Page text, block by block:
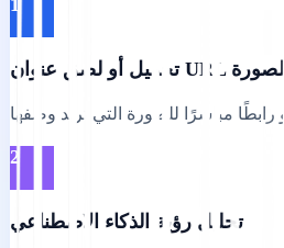
1
تحميل أو لصق عنوان URL للصورة
2
تحليل رؤية الذكاء الاصطناعي